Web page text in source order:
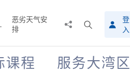
恶劣天气安
排
搜
寻
介
登
入
课程 服务大湾区